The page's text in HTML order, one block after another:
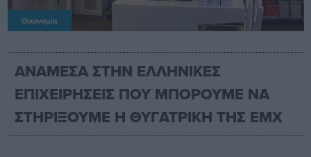
Οικονομία
ΑΝΑΜΕΣΑ ΣΤΗΝ ΕΛΛΗΝΙΚΕΣ
ΕΠΙΧΕΙΡΗΣΕΙΣ ΠΟΥ ΜΠΟΡΟΥΜΕ ΝΑ
ΣΤΗΡΙΞΟΥΜΕ Η ΘΥΓΑΤΡΙΚΗ ΤΗΣ ΕΜΧ